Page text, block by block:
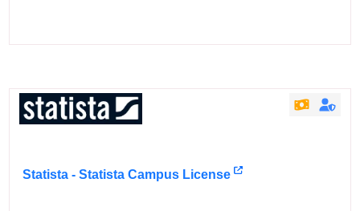
Statista - Statista Campus License